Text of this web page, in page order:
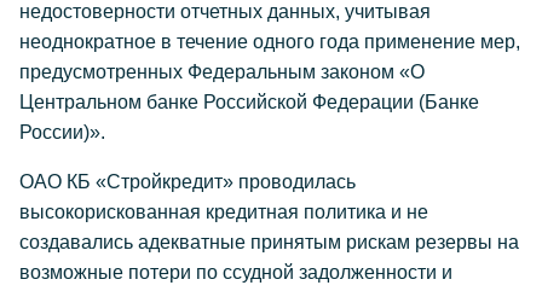
недостоверности отчетных данных, учитывая
неоднократное в течение одного года применение мер,
предусмотренных Федеральным законом «О
Центральном банке Российской Федерации (Банке
России)».
ОАО КБ «Стройкредит» проводилась
высокорискованная кредитная политика и не
создавались адекватные принятым рискам резервы на
возможные потери по ссудной задолженности и